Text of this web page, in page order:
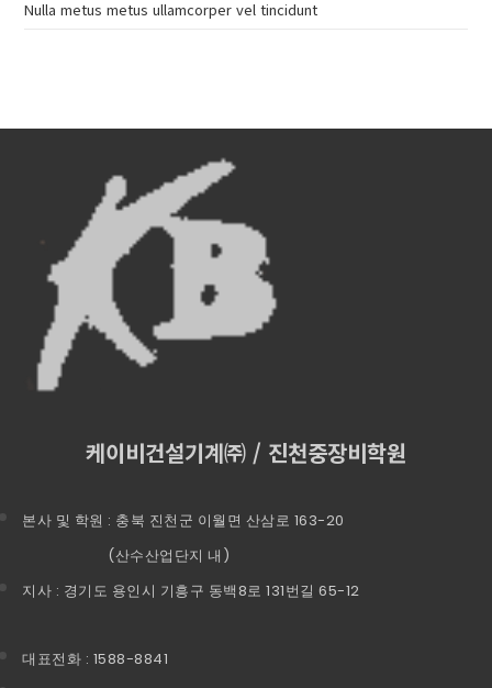
Nulla metus metus ullamcorper vel tincidunt
케이비건설기계㈜ / 진천중장비학원
본사 및 학원 : 충북 진천군 이월면 산삼로 163-20
(산수산업단지 내)
지사 : 경기도 용인시 기흥구 동백8로 131번길 65-12
대표전화 : 1588-8841